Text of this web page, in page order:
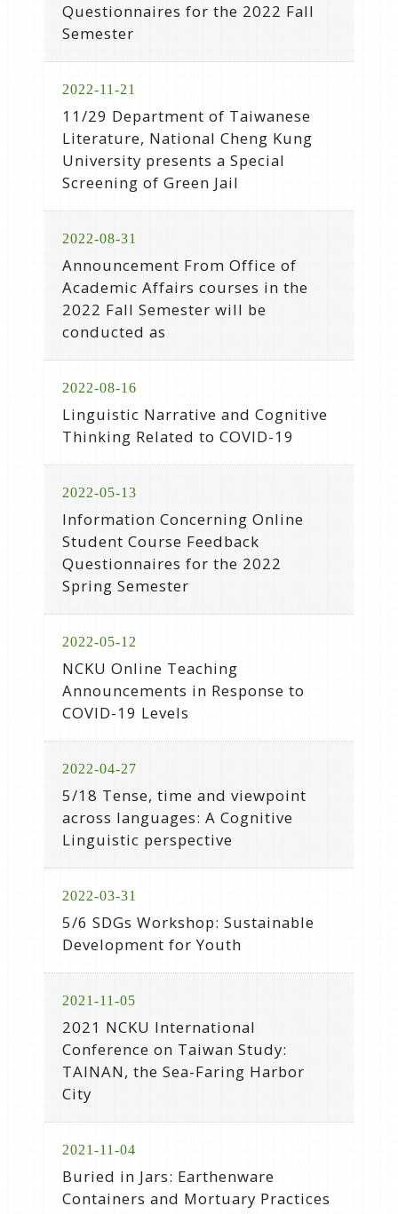
Questionnaires for the 2022 Fall
Semester
2022-11-21
11/29 Department of Taiwanese
Literature, National Cheng Kung
University presents a Special
Screening of Green Jail
2022-08-31
Announcement From Office of
Academic Affairs courses in the
2022 Fall Semester will be
conducted as
2022-08-16
Linguistic Narrative and Cognitive
Thinking Related to COVID-19
2022-05-13
Information Concerning Online
Student Course Feedback
Questionnaires for the 2022
Spring Semester
2022-05-12
NCKU Online Teaching
Announcements in Response to
COVID-19 Levels
2022-04-27
5/18 Tense, time and viewpoint
across languages: A Cognitive
Linguistic perspective
2022-03-31
5/6 SDGs Workshop: Sustainable
Development for Youth
2021-11-05
2021 NCKU International
Conference on Taiwan Study:
TAINAN, the Sea-Faring Harbor
City
2021-11-04
Buried in Jars: Earthenware
Containers and Mortuary Practices